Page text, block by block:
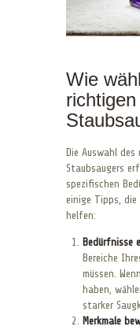
Wie
Die Auswahl
Staubsaugers
spezifischen
einige Tipps,
helfen:
Bedürfnisse
Bereiche
müssen.
haben,
starker
Merkmale